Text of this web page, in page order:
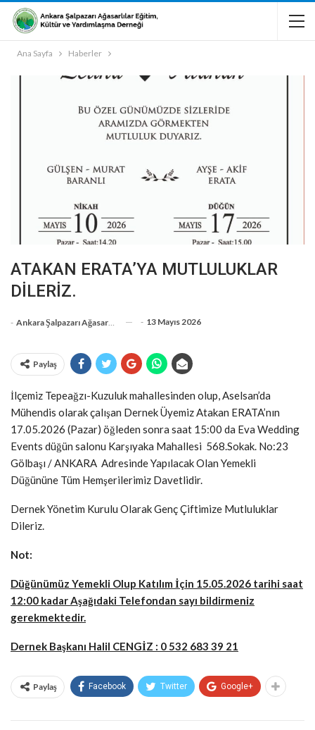
Ana Sayfa Haberler
ATAKAN ERATA’YA MUTLULUKLAR
DİLERİZ.
- Ankara Şalpazarı Ağasarlılar Eğitim Kültür Ve Dayanışma Derneği - 13 Mayıs 2026
Paylaş
İlçemiz Tepeağzı-Kuzuluk mahallesinden olup, Aselsan’da
Mühendis olarak çalışan Dernek Üyemiz Atakan ERATA’nın
17.05.2026 (Pazar) öğleden sonra saat 15:00 da Eva Wedding
Events düğün salonu Karşıyaka Mahallesi 568.Sokak. No:23
Gölbaşı / ANKARA Adresinde Yapılacak Olan Yemekli
Düğününe Tüm Hemşerilerimiz Davetlidir.
Dernek Yönetim Kurulu Olarak Genç Çiftimize Mutluluklar
Dileriz.
Not:
Düğünümüz Yemekli Olup Katılım İçin 15.05.2026 tarihi saat
12:00 kadar Aşağıdaki Telefondan sayı bildirmeniz
gerekmektedir.
Dernek Başkanı Halil CENGİZ : 0 532 683 39 21
Paylaş Facebook Twitter Google+